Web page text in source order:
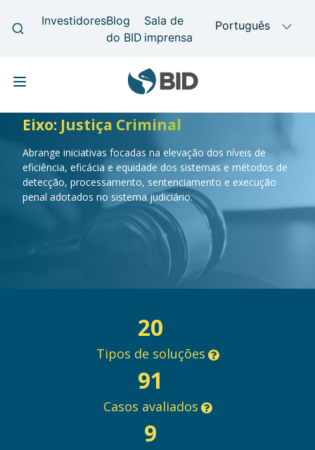
Main navigation
Skip to main content
Eixo: Justiça Criminal
Abrange iniciativas focadas na elevação dos níveis de
eficiência, eficácia e equidade dos sistemas e métodos de
detecção, processamento, sentenciamento e execução
penal adotados no sistema judiciário.
20
Tipos de soluções
91
Casos avaliados
9